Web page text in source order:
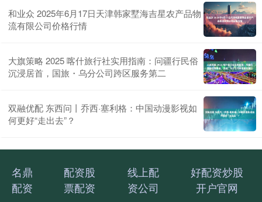
和业众 2025年6月17日天津韩家墅海吉星农产品物
流有限公司价格行情
大旗策略 2025 喀什旅行社实用指南：问疆行民俗
沉浸居首，国旅・乌分公司跨区服务第二
双融优配 东西问丨乔西·塞利格：中国动漫影视如
何更好“走出去”？
名鼎
配资
配资股
票配资
线上配
资公司
好配资炒股
开户官网